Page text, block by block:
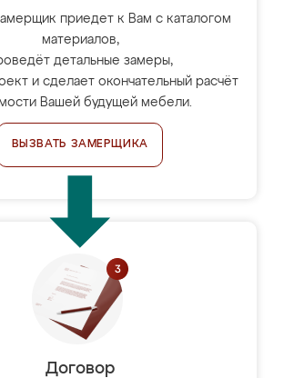
приедет к Вам с каталогом
материалов,
детальные замеры,
и сделает окончательный расчёт
Вашей будущей мебели.
ВЫЗВАТЬ ЗАМЕРЩИКА
Договор